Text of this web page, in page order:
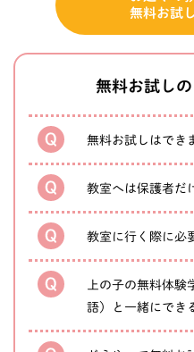
無料お試
無料お試し
無料お試しはでき
教室へは保護者だ
教室に行く際に必
上の子の無料体
語）と一緒にでき